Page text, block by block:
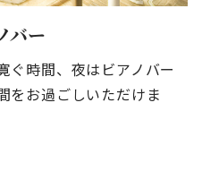
バー
ぐ時間、夜はビアノバー
をお過ごしいただけま